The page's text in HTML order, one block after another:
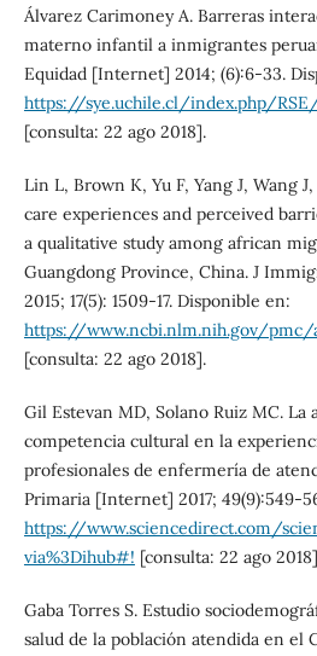
Álvarez Carimoney A. Barreras
materno infantil a inmigrantes
Equidad [Internet] 2014; (6):6-33.
https://sye.uchile.cl/index.php/
[consulta: 22 ago 2018].
Lin L, Brown K, Yu F, Yang J, Wang
care experiences and perceived
a qualitative study among african
Guangdong Province, China. J
2015; 17(5): 1509-17. Disponible en:
https://www.ncbi.nlm.nih.gov/
[consulta: 22 ago 2018].
Gil Estevan MD, Solano Ruiz MC.
competencia cultural en la
profesionales de enfermería de
Primaria [Internet] 2017; 49(9):549-
https://www.sciencedirect.com/
via%3Dihub#! [consulta: 22 ago
Gaba Torres S. Estudio
salud de la población atendida en el